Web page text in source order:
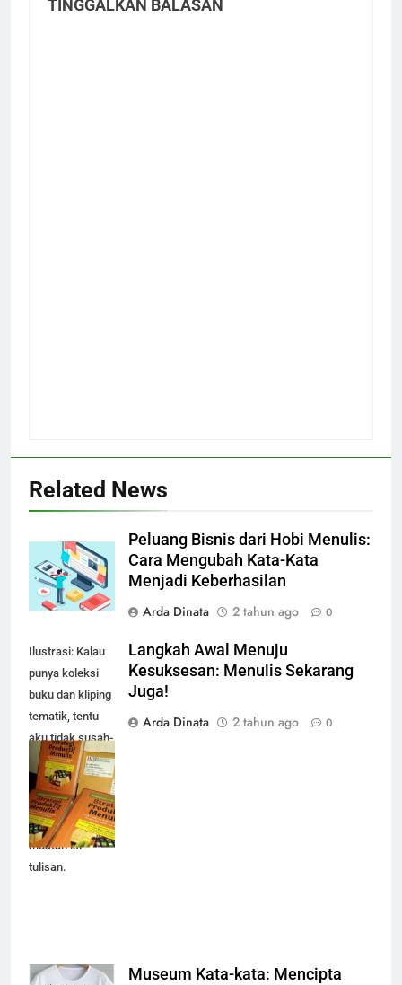
TINGGALKAN BALASAN
Related News
Peluang Bisnis dari Hobi Menulis:
Cara Mengubah Kata-Kata
Menjadi Keberhasilan
Arda Dinata
2 tahun ago 0
Ilustrasi: Kalau
punya koleksi
buku dan kliping
tematik, tentu
aku tidak susah-
susah kalau
mencari bahan
referensi untuk
memperkaya
muatan isi
tulisan.
Langkah Awal Menuju
Kesuksesan: Menulis Sekarang
Juga!
Arda Dinata
2 tahun ago 0
Inspirasi, Ilmu,
Museum Kata-kata: Mencipta